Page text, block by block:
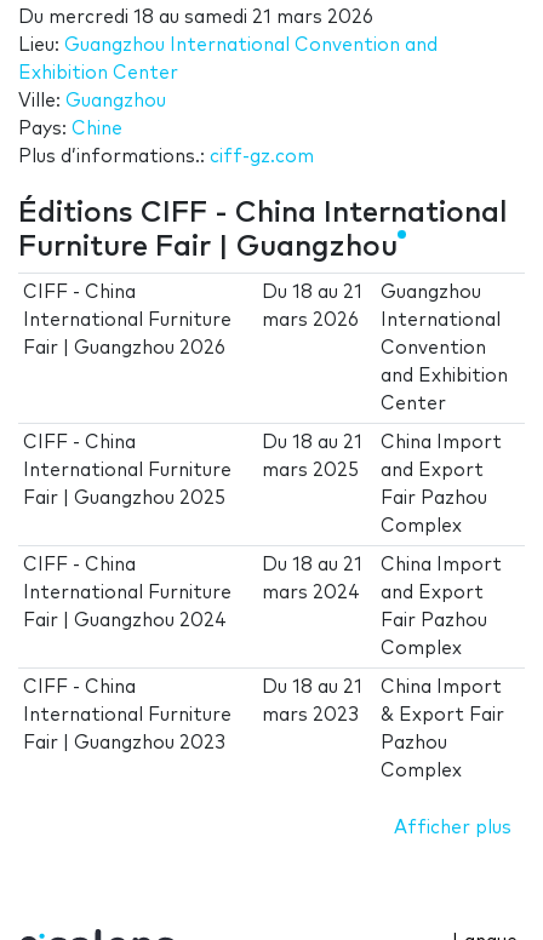
Du mercredi 18 au samedi 21 mars 2026
Lieu: Guangzhou International Convention and
Exhibition Center
Ville: Guangzhou
Pays: Chine
Plus d’informations.: ciff-gz.com
Éditions CIFF - China International
Furniture Fair | Guangzhou
CIFF - China
International Furniture
Fair | Guangzhou 2026
Du18 au 21
mars 2026
Guangzhou
International
Convention
and Exhibition
Center
CIFF - China
International Furniture
Fair | Guangzhou 2025
Du18 au 21
mars 2025
China Import
and Export
Fair Pazhou
Complex
CIFF - China
International Furniture
Fair | Guangzhou 2024
Du18 au 21
mars 2024
China Import
and Export
Fair Pazhou
Complex
CIFF - China
International Furniture
Fair | Guangzhou 2023
Du18 au 21
mars 2023
China Import
& Export Fair
Pazhou
Complex
Afficher plus